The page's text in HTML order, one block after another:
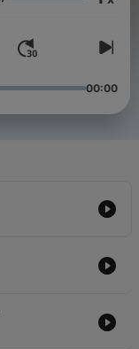
Hlasitost
00:00